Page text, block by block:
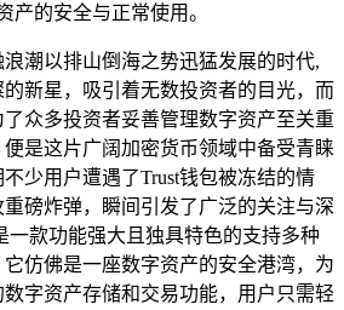
产的安全与正常使用。
潮以排山倒海之势迅猛发展的时代,
新星，吸引着无数投资者的目光，而
众多投资者妥善管理数字资产至关重
是这片广阔加密货币领域中备受青睐
少用户遭遇了Trust钱包被冻结的情
磅炸弹，瞬间引发了广泛的关注与深
一款功能强大且独具特色的支持多种
仿佛是一座数字资产的安全港湾，为
字资产存储和交易功能，用户只需轻